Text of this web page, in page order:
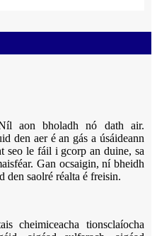
aon bholadh nó dath air.
den aer é an gás a úsáideann
seo le fáil i gcorp an duine, sa
Gan ocsaigin, ní bheidh
den saolré réalta é freisin.
cheimiceacha tionsclaíocha